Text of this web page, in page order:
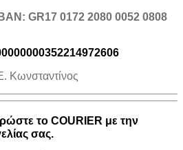
GR17 0172 2080 0052 0808
Κωνσταντίνος
το COURIER με την
σας.